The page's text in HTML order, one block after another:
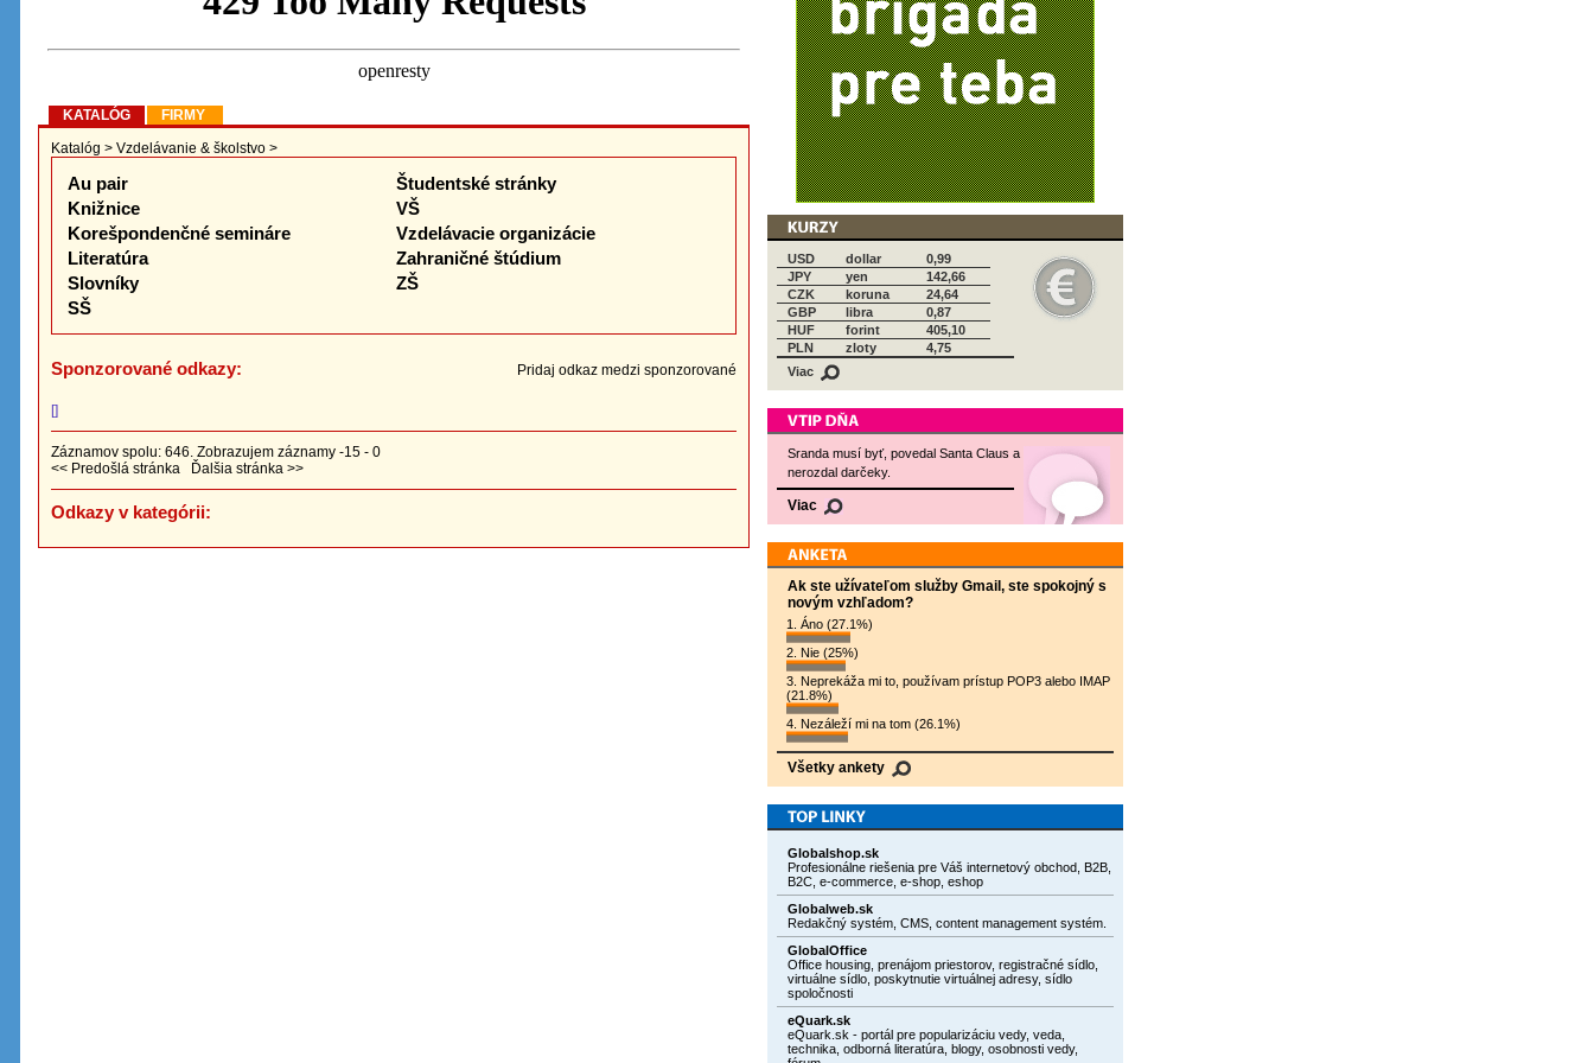
KATALÓG
FIRMY
Katalóg > Vzdelávanie & školstvo >
Au pair
Študentské stránky
Knižnice
VŠ
Korešpondenčné semináre
Vzdelávacie organizácie
Literatúra
Zahraničné štúdium
Slovníky
ZŠ
SŠ
Sponzorované odkazy: Pridaj odkaz medzi sponzorované
[]
Záznamov spolu: 646. Zobrazujem záznamy -15 - 0
<< Predošlá stránka
Ďalšia stránka >>
Odkazy v kategórii:
USD dollar
0,99
JPY
yen
142,66
CZK
koruna
24,64
GBP
libra
0,87
HUF
forint
405,10
PLN
zloty
4,75
Viac
Sranda musí byť, povedal Santa Claus a
nerozdal darčeky.
Viac
Ak ste užívateľom služby Gmail, ste spokojný s
novým vzhľadom?
1. Áno (27.1%)
2. Nie (25%)
3. Neprekáža mi to, používam prístup POP3 alebo IMAP
(21.8%)
4. Nezáleží mi na tom (26.1%)
Všetky ankety
Globalshop.sk
Profesionálne riešenia pre Váš internetový obchod, B2B,
B2C, e-commerce, e-shop, eshop
Globalweb.sk
Redakčný systém, CMS, content management systém.
GlobalOffice
Office housing, prenájom priestorov, registračné sídlo,
virtuálne sídlo, poskytnutie virtuálnej adresy, sídlo
spoločnosti
eQuark.sk
eQuark.sk - portál pre popularizáciu vedy, veda,
technika, odborná literatúra, blogy, osobnosti vedy,